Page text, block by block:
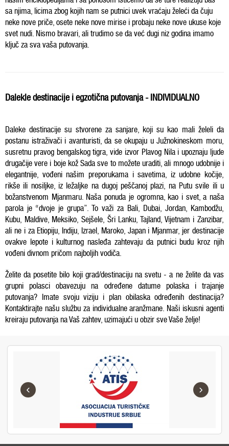
sa njima, licima zbog kojih nam se putnici uvek vraćaju želeći da čuju
neke nove priče, osete neke nove mirise i probaju neke nove ukuse koje
svet nudi. Nismo bravari, ali trudimo se da već dugi niz godina imamo
ključ za sva vaša putovanja.
Dalekle destinacije i egzotična putovanja - INDIVIDUALNO
Daleke destinacije su stvorene za sanjare, koji su kao mali želeli da
postanu istraživači i avanturisti, da se okupaju u Južnokineskom moru,
susretnu pravog bengalskog tigra, vide izvor Plavog Nila i upoznaju ljude
drugačije vere i boje kož Sada sve to možete uraditi, ali mnogo udobnije i
elegantnije, vođeni našim preporukama i savetima, iz udobne kočije,
rikše ili nosiljke, iz ležaljke na dugoj peščanoj plazi, na Putu svile ili u
božanstvenom Mjanmaru. Naša ponuda je ogromna, kao i svet, a naša
parola je “dvoje je grupa”. To važi za Bali, Dubai, Jordan, Kambodžu,
Kubu, Maldive, Meksiko, Sejšele, Šri Lanku, Tajland, Vijetnam i Zanzibar,
ali ne i za Etiopiju, Indiju, Izrael, Maroko, Japan i Mjanmar, jer destinacije
ovakve lepote i kulturnog nasleđa zahtevaju da putnici budu kroz njih
vođeni divnom pričom najboljih vodiča.
Želite da posetite bilo koji grad/destinaciju na svetu - a ne želite da vas
grupni polasci obavezuju na određene datume polaska i trajanje
putovanja? Imate svoju viziju i plan obilaska određenih destinacija?
Kontaktirajte našu službu za individualne aranžmane. Naši iskusni agenti
kreiraju putovanja na Vaš zahtev, uzimajući u obzir sve Vaše želje!
‹ ›